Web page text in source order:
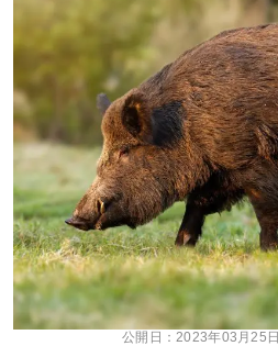
公開日：2023年03月25日